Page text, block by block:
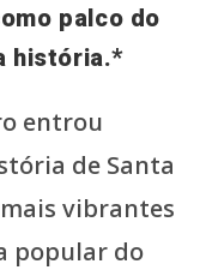
palco do
história.*
entrou
de Santa
vibrantes
popular do